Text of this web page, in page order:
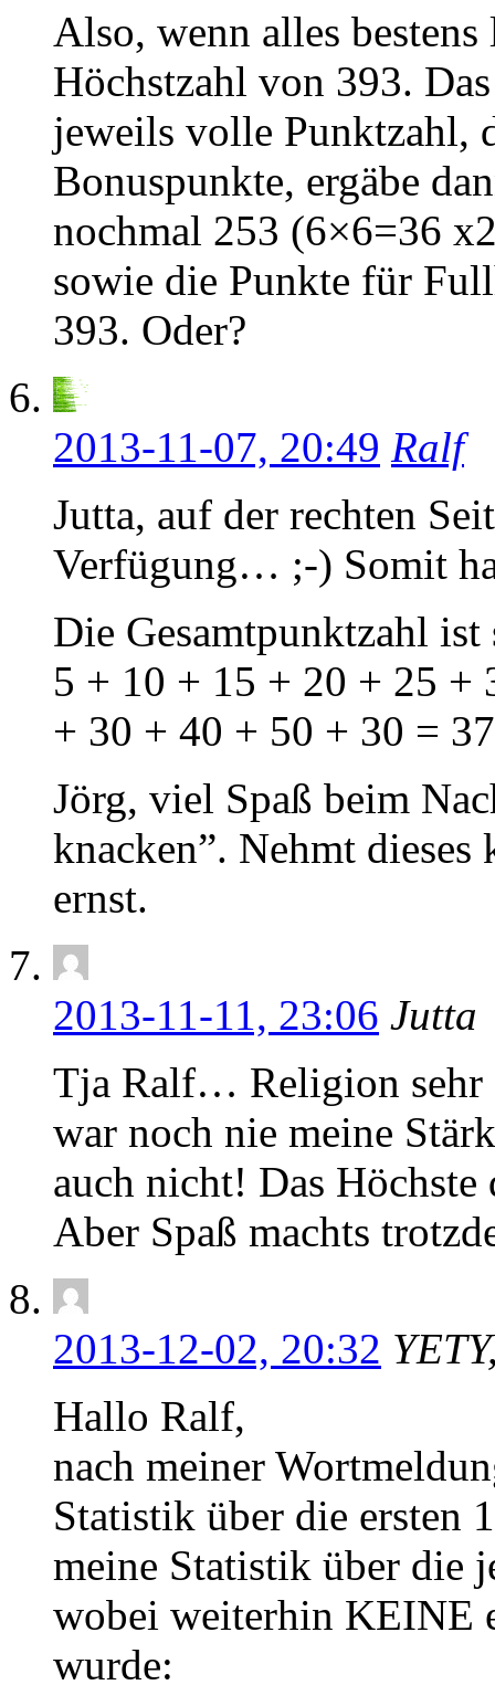
Also, wenn alles
Höchstzahl von 393.
jeweils volle Punktzahl,
Bonuspunkte, ergäbe
nochmal 253 (6×6=36
sowie die Punkte für
393. Oder?
2013-11-07, 20:49 Ralf
Jutta, auf der rechten
Verfügung… ;-) Somit
Die Gesamtpunktzahl ist
5 + 10 + 15 + 20 + 25 +
+ 30 + 40 + 50 + 30 =
Jörg, viel Spaß beim
knacken”. Nehmt
ernst.
2013-11-11, 23:06 Jutta
Tja Ralf… Religion
war noch nie meine
auch nicht! Das
Aber Spaß machts
2013-12-02, 20:32
Hallo Ralf,
nach meiner
Statistik über die ersten
meine Statistik über die
wobei weiterhin KEINE
wurde: